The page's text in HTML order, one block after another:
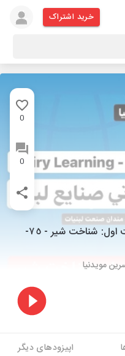
خرید اشتراک
0
0
درسنامه صوتي صنايع لبني - قسمت اول: شناخت شير - ٧٥-
اپیزودهای دیگر